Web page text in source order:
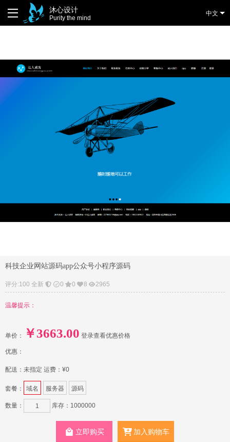
沐心设计
Purity the mind
中文
科技企业网站源码app公众号小程序源码
评分:100 全新 0 0 8 2965
温馨提示：
单价： ￥3663.00 登录查看优惠价格
优惠：
配送：未指定 运费：¥0
套餐： 域名 服务器 源码
数量： 库存：1000000
立即购买 加入购物车